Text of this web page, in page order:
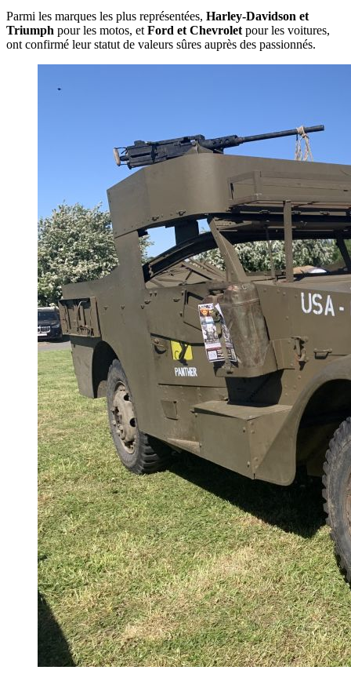
Parmi les marques les plus représentées, Harley-Davidson et
Triumph pour les motos, et Ford et Chevrolet pour les voitures,
ont confirmé leur statut de valeurs sûres auprès des passionnés.